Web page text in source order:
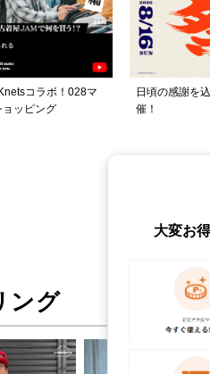
コラボ！028マ
ッピング
日頃の感謝を
催！
ング
大変お